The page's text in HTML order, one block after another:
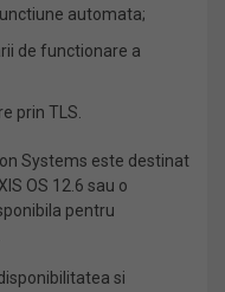
automata;
de functionare a
prin TLS.
Systems este destinat
OS 12.6 sau o
pentru
si